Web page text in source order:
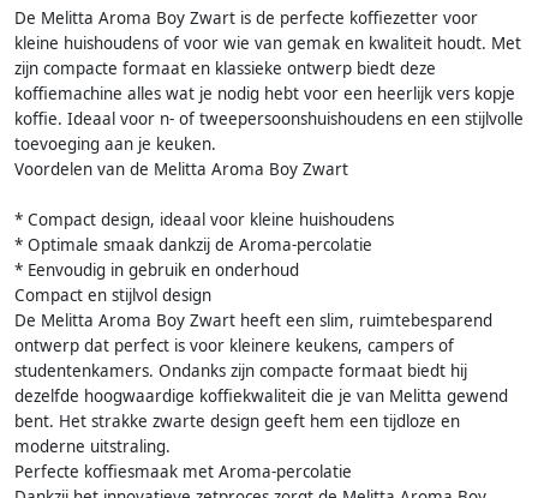
De Melitta Aroma Boy Zwart is de perfecte koffiezetter voor
kleine huishoudens of voor wie van gemak en kwaliteit houdt. Met
zijn compacte formaat en klassieke ontwerp biedt deze
koffiemachine alles wat je nodig hebt voor een heerlijk vers kopje
koffie. Ideaal voor n- of tweepersoonshuishoudens en een stijlvolle
toevoeging aan je keuken.
Voordelen van de Melitta Aroma Boy Zwart
* Compact design, ideaal voor kleine huishoudens
* Optimale smaak dankzij de Aroma-percolatie
* Eenvoudig in gebruik en onderhoud
Compact en stijlvol design
De Melitta Aroma Boy Zwart heeft een slim, ruimtebesparend
ontwerp dat perfect is voor kleinere keukens, campers of
studentenkamers. Ondanks zijn compacte formaat biedt hij
dezelfde hoogwaardige koffiekwaliteit die je van Melitta gewend
bent. Het strakke zwarte design geeft hem een tijdloze en
moderne uitstraling.
Perfecte koffiesmaak met Aroma-percolatie